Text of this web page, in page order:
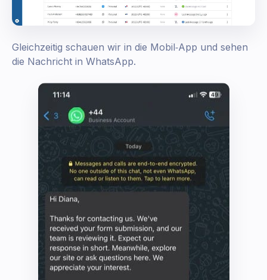
Gleichzeitig schauen wir in die Mobil‑App und sehen
die Nachricht in WhatsApp.